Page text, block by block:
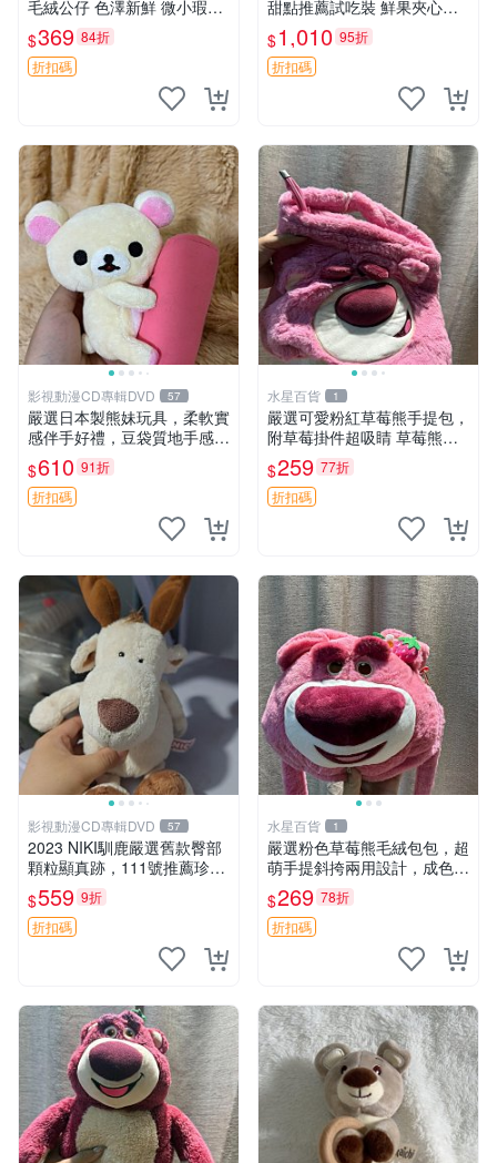
毛絨公仔 色澤新鮮 微小瑕疵
可收藏 中古 安撫熊 條紋公仔
$369 84折
折扣碼
甜點推薦試吃裝 鮮果夾心糖
果，甜蜜滋味享不停 薄荷草
莓 奶油心 60粒 mini小甜心糖
果，水果味夾心零食裝 心形
$1,010 95折
折扣碼
影視動漫CD專輯DVD 57
嚴選日本製熊妹玩具，柔軟實
感伴手好禮，豆袋質地手感
佳，抱枕小熊 recom 推薦 白
色豆袋 玩具
$610 91折
折扣碼
水星百貨 1
嚴選可愛粉紅草莓熊手提包，
附草莓掛件超吸睛 草莓熊手
提包 草莓掛件 可愛portunes
e
$259 77折
折扣碼
影視動漫CD專輯DVD 57
2023 NIKI馴鹿嚴選舊款臀部
顆粒顯真跡，111號推薦珍藏
品 馴鹿 舊款 尾巴顆粒
$559 9折
折扣碼
水星百貨 1
嚴選粉色草莓熊毛絨包包，超
萌手提斜挎兩用設計，成色上
佳容量大 粉紅草莓 毛絨包 超
大容量
$269 78折
折扣碼